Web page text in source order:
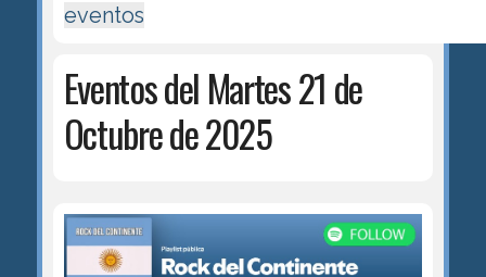
eventos
Eventos del Martes 21 de
Octubre de 2025